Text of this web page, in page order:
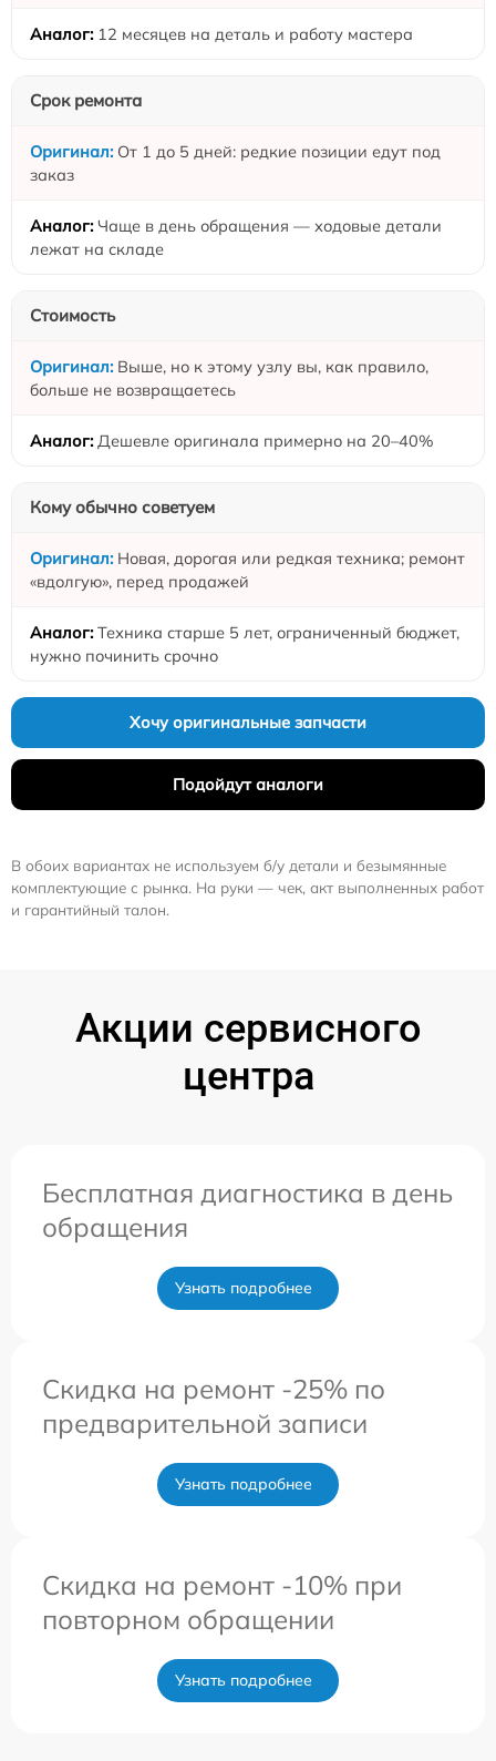
12 месяцев на деталь и работу мастера
Срок ремонта
От 1 до 5 дней: редкие позиции едут под
заказ
Чаще в день обращения — ходовые детали
лежат на складе
Стоимость
Выше, но к этому узлу вы, как правило,
больше не возвращаетесь
Дешевле оригинала примерно на 20–40%
Кому обычно советуем
Новая, дорогая или редкая техника; ремонт
«вдолгую», перед продажей
Техника старше 5 лет, ограниченный бюджет,
нужно починить срочно
Хочу оригинальные запчасти
Подойдут аналоги
В обоих вариантах не используем б/у детали и безымянные
комплектующие с рынка. На руки — чек, акт выполненных работ
и гарантийный талон.
Акции сервисного
центра
Бесплатная диагностика в день
обращения
Узнать подробнее
Скидка на ремонт -25% по
предварительной записи
Узнать подробнее
Скидка на ремонт -10% при
повторном обращении
Узнать подробнее